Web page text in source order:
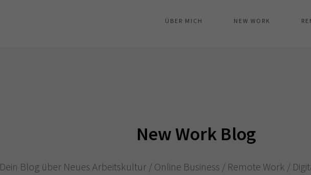
ÜBER MICH NEW WORK
New Work Blog
Dein Blog über Neues Arbeitskultur / Online Business / Remote Work /